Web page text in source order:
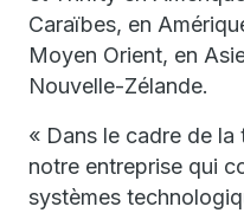
Caraïbes, en
Moyen Orient, en
Nouvelle-Zélande.
« Dans le cadre de
notre entreprise qui
systèmes